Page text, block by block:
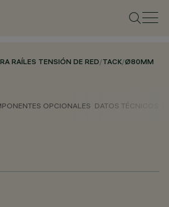
RAÍLES TENSIÓN DE RED/TACK/Ø80MM
OPCIONALES DATOS TÉCNICOS